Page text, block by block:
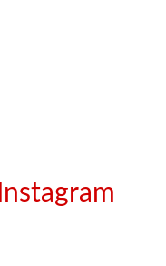
Instagram